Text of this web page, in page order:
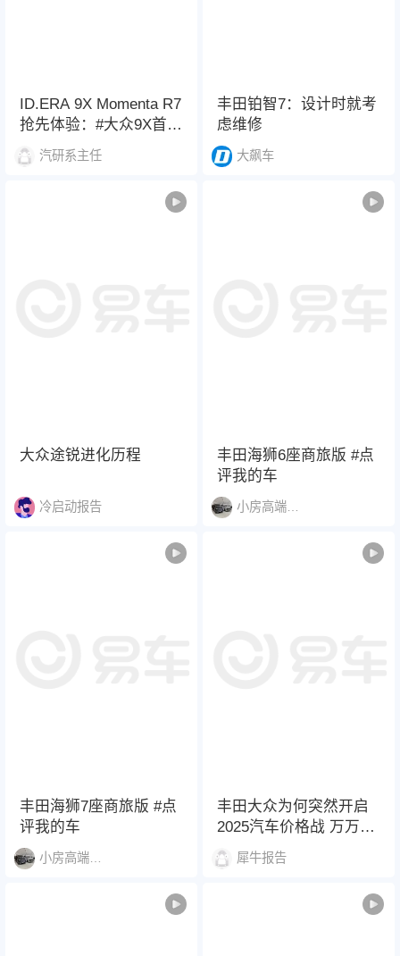
ID.ERA 9X Momenta R7
抢先体验：#大众9X首发
MomentaR7世界模型 #
大众9X #大众9X物理AI
汽研系主任
大众途锐进化历程
冷启动报告
丰田海狮7座商旅版 #点
评我的车
丰田铂智7：设计时就考
虑维修
大飙车
丰田海狮6座商旅版 #点
评我的车
丰田大众为何突然开启
2025汽车价格战 万万没
想到，2025年的价格大
战是由合资车发起的，
开始卷智驾的时候，丰
犀牛报告